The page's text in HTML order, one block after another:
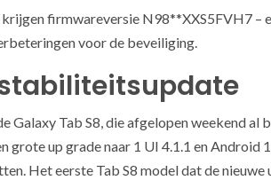
firmwareversie N98**XXS5FVH7 –
voor de beveiliging.
Galaxy Tab S8, die afgelopen weekend al
grote up grade naar 1 UI 4.1.1 en Android
Het eerste Tab S8 model dat de